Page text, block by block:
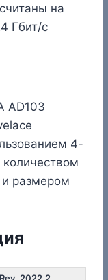
на
Гбит/с
AD103
4-
размером
2022.2